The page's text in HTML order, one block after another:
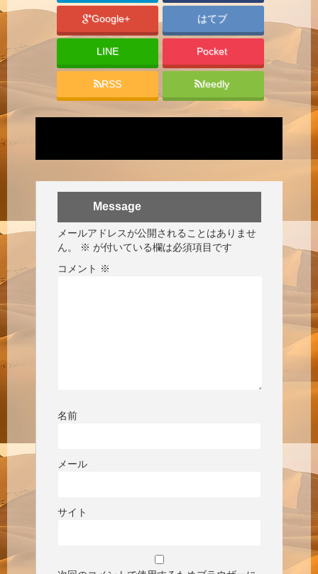
Google+ はてブ
LINE Pocket
RSS feedly
Message
メールアドレスが公開されることはありませ
ん。
※ が付いている欄は必須項目です
コメント ※
名前
メール
サイト